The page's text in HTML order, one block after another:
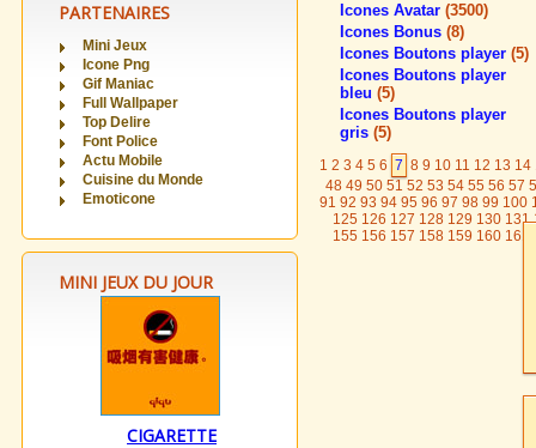
PARTENAIRES
Mini Jeux
Icone Png
Gif Maniac
Full Wallpaper
Top Delire
Font Police
Actu Mobile
Cuisine du Monde
Emoticone
MINI JEUX DU JOUR
CIGARETTE
Icones Avatar (3500)
Icones Bonus (8)
Icones Boutons player (5)
Icones Boutons player
bleu (5)
Icones Boutons player
gris (5)
1 2 3 4 5 6 7 8 9 10 11 12 13 14
48 49 50 51 52 53 54 55 56 57
91 92 93 94 95 96 97 98 99 100
125 126 127 128 129 130 131
155 156 157 158 159 160 161